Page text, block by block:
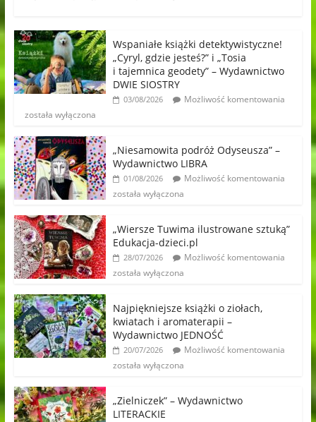
Wspaniałe książki detektywistyczne!
„Cyryl, gdzie jesteś?” i „Tosia
i tajemnica geodety” – Wydawnictwo
DWIE SIOSTRY
03/08/2026
Możliwość komentowania
została wyłączona
„Niesamowita podróż Odyseusza” –
Wydawnictwo LIBRA
01/08/2026
Możliwość komentowania
została wyłączona
„Wiersze Tuwima ilustrowane sztuką”
Edukacja-dzieci.pl
28/07/2026
Możliwość komentowania
została wyłączona
Najpiękniejsze książki o ziołach,
kwiatach i aromaterapii –
Wydawnictwo JEDNOŚĆ
20/07/2026
Możliwość komentowania
została wyłączona
„Zielniczek” – Wydawnictwo
LITERACKIE